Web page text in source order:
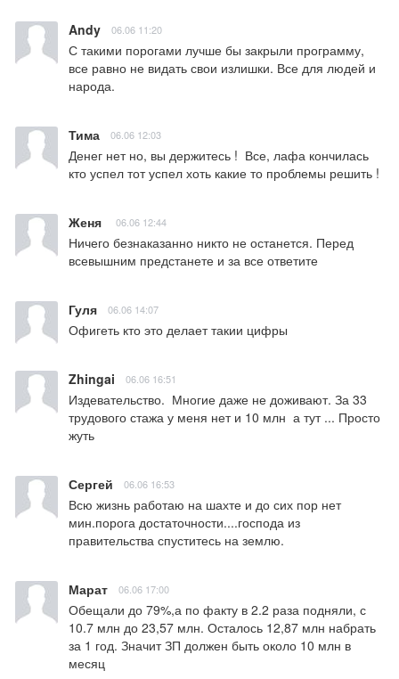
Andy 06.06 11:20
С такими порогами лучше бы закрыли программу,
все равно не видать свои излишки. Все для людей и
народа.
Тима 06.06 12:03
Денег нет но, вы держитесь !  Все, лафа кончилась
кто успел тот успел хоть какие то проблемы решить !
Женя 06.06 12:44
Ничего безнаказанно никто не останется. Перед
всевышним предстанете и за все ответите
Гуля 06.06 14:07
Офигеть кто это делает такии цифры
Zhingai 06.06 16:51
Издевательство.  Многие даже не доживают. За 33
трудового стажа у меня нет и 10 млн  а тут ... Просто
жуть
Сергей 06.06 16:53
Всю жизнь работаю на шахте и до сих пор нет
мин.порога достаточности....господа из
правительства спуститесь на землю.
Марат 06.06 17:00
Обещали до 79%,а по факту в 2.2 раза подняли, с
10.7 млн до 23,57 млн. Осталось 12,87 млн набрать
за 1 год. Значит ЗП должен быть около 10 млн в
месяц